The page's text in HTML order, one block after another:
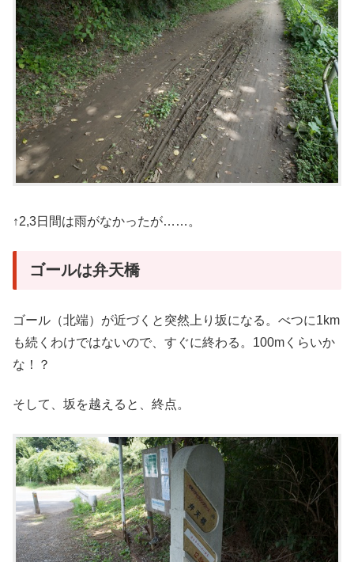
↑2,3日間は雨がなかったが……。
ゴールは弁天橋
ゴール（北端）が近づくと突然上り坂になる。べつに1km
も続くわけではないので、すぐに終わる。100mくらいか
な！？
そして、坂を越えると、終点。